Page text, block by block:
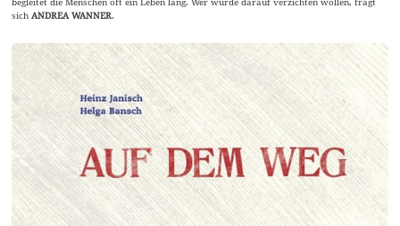
sichANDREA WANNER.